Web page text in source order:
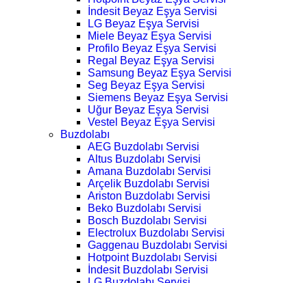
İndesit Beyaz Eşya Servisi
LG Beyaz Eşya Servisi
Miele Beyaz Eşya Servisi
Profilo Beyaz Eşya Servisi
Regal Beyaz Eşya Servisi
Samsung Beyaz Eşya Servisi
Seg Beyaz Eşya Servisi
Siemens Beyaz Eşya Servisi
Uğur Beyaz Eşya Servisi
Vestel Beyaz Eşya Servisi
Buzdolabı
AEG Buzdolabı Servisi
Altus Buzdolabı Servisi
Amana Buzdolabı Servisi
Arçelik Buzdolabı Servisi
Ariston Buzdolabı Servisi
Beko Buzdolabı Servisi
Bosch Buzdolabı Servisi
Electrolux Buzdolabı Servisi
Gaggenau Buzdolabı Servisi
Hotpoint Buzdolabı Servisi
İndesit Buzdolabı Servisi